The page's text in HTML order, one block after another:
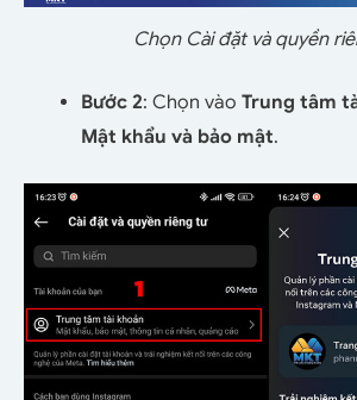
Chọn Cài đặt và quyền
Bước 2: Chọn vào Trung tâm
Mật khẩu và bảo mật.